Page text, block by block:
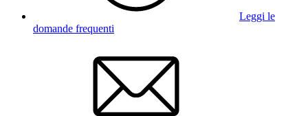
Leggi le
domande frequenti